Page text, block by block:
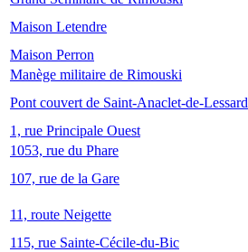
Maison Letendre
Maison Perron
Manège militaire de Rimouski
Pont couvert de Saint-Anaclet-de-Lessard
1, rue Principale Ouest
1053, rue du Phare
107, rue de la Gare
11, route Neigette
115, rue Sainte-Cécile-du-Bic